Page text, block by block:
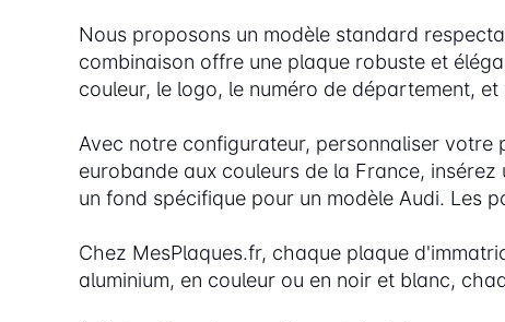
Nous proposons un modèle standard
combinaison offre une plaque robuste et
couleur, le logo, le numéro de département,
Avec notre configurateur, personnaliser
eurobande aux couleurs de la France,
un fond spécifique pour un modèle Audi. Les
Chez MesPlaques.fr, chaque plaque
aluminium, en couleur ou en noir et blanc,